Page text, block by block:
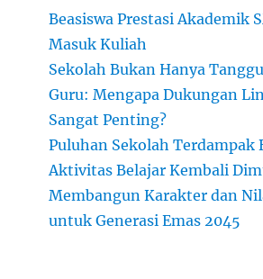
Beasiswa Prestasi Akademik
Masuk Kuliah
Sekolah Bukan Hanya
Guru: Mengapa Dukungan
Sangat Penting?
Puluhan Sekolah Terdampak
Aktivitas Belajar Kembali
Membangun Karakter dan
untuk Generasi Emas 2045